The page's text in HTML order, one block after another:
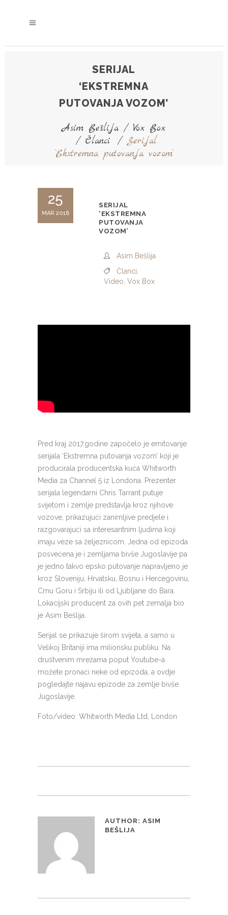
SERIJAL
‘EKSTREMNA
PUTOVANJA VOZOM’
Asim Bešlija / Vox Box
/ Članci /Serijal
‘Ekstremna putovanja vozom’
25
MAR 2018
SERIJAL
‘EKSTREMNA
PUTOVANJA
VOZOM’
Asim Bešlija
Članci
Video Vox Box
Pred kraj 2017.godine započelo je emitovanje
serijala ‘Ekstremna putovanja vozom’ koji je
producirala producentska kuća Whitworth
Media za Channel 5 iz Londona. Prezenter
serijala legendarni Chris Tarrant putuje
svijetom i zemlje predstavlja kroz njihove
vozove, prikazujući zanimljive predjele i
razgovarajući sa interesantnim ljudima koji
imaju veze sa željeznicom. Jedna od epizoda
posvećena je i zemljama bivše Jugoslavije pa
je jedno takvo epsko putovanje napravljeno je
kroz Sloveniju, Hrvatsku, Bosnu i Hercegovinu,
Crnu Goru i Srbiju ili od Ljubljane do Bara.
Lokacijski producent za ovih pet zemalja bio
je Asim Bešlija.
Serijal se prikazuje širom svijeta, a samo u
Velikoj Britaniji ima milionsku publiku. Na
društvenim mrežama poput Youtube-a
možete pronaći neke od epizoda, a ovdje
pogledajte najavu epizode za zemlje bivše
Jugoslavije.
Foto/video: Whitworth Media Ltd, London
AUTHOR: ASIM
BEŠLIJA